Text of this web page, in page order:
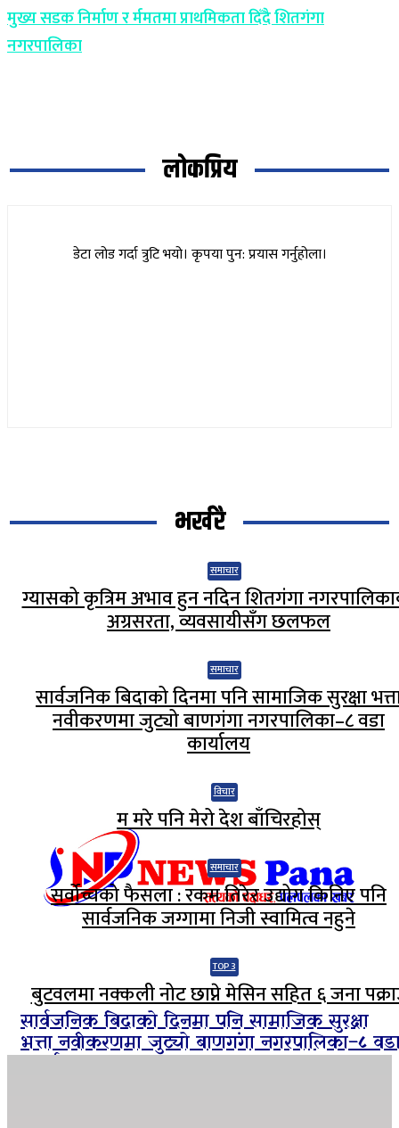
मुख्य सडक निर्माण र र्ममतमा प्राथमिकता दिँदै शितगंगा
नगरपालिका
लोकप्रिय
डेटा लोड गर्दा त्रुटि भयो। कृपया पुन: प्रयास गर्नुहोला।
भर्खरै
समाचार
ग्यासको कृत्रिम अभाव हुन नदिन शितगंगा
अग्रसरता, व्यवसायीसँग छलफल
समाचार
सार्वजनिक बिदाको दिनमा पनि सामाजिक सुरक्षा
नवीकरणमा जुट्यो बाणगंगा नगरपालिका–८ वडा
कार्यालय
विचार
म मरे पनि मेरो देश बाँचिरहोस्
समाचार
सर्वोच्चको फैसला : रकम तिरेर उद्योग किनिए पनि
सार्वजनिक जग्गामा निजी स्वामित्व नहुने
TOP 3
बुटवलमा नक्कली नोट छाप्ने मेसिन सहित ६ जना
सार्वजनिक बिदाको दिनमा पनि सामाजिक सुरक्षा
भत्ता नवीकरणमा जुट्यो बाणगंगा नगरपालिका–८